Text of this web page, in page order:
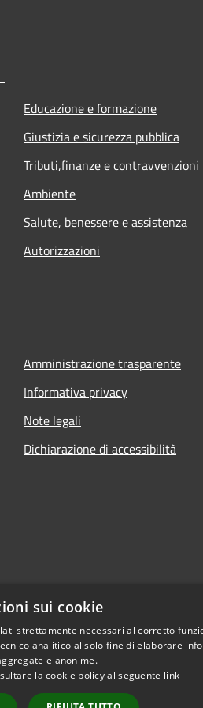
Educazione e formazione
Giustizia e sicurezza pubblica
Tributi,finanze e contravvenzioni
Ambiente
Salute, benessere e assistenza
Autorizzazioni
Amministrazione trasparente
Informativa privacy
Note legali
Dichiarazione di accessibilità
sui cookie
strettamente necessari al corretto
analitico al solo fine di elaborare
e anonime.
la cookie policy al seguente link